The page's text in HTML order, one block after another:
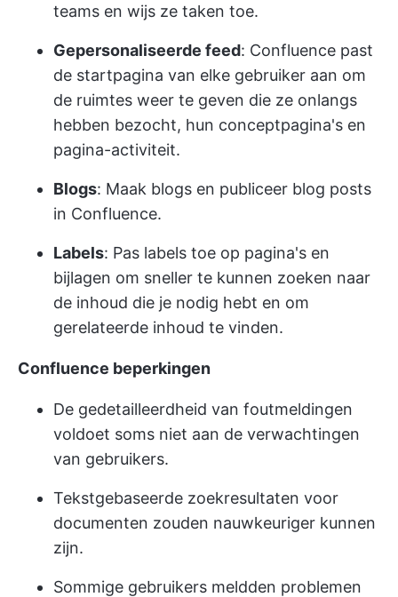
teams en wijs ze taken toe.
Gepersonaliseerde feed: Confluence past
de startpagina van elke gebruiker aan om
de ruimtes weer te geven die ze onlangs
hebben bezocht, hun conceptpagina's en
pagina-activiteit.
Blogs: Maak blogs en publiceer blog posts
in Confluence.
Labels: Pas labels toe op pagina's en
bijlagen om sneller te kunnen zoeken naar
de inhoud die je nodig hebt en om
gerelateerde inhoud te vinden.
Confluence beperkingen
De gedetailleerdheid van foutmeldingen
voldoet soms niet aan de verwachtingen
van gebruikers.
Tekstgebaseerde zoekresultaten voor
documenten zouden nauwkeuriger kunnen
zijn.
Sommige gebruikers meldden problemen